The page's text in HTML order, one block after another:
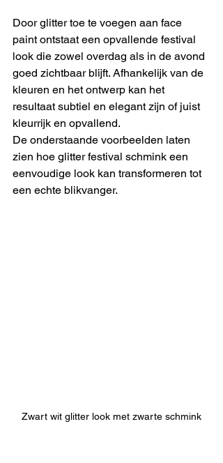
Door glitter toe te voegen aan face
paint ontstaat een opvallende festival
look die zowel overdag als in de avond
goed zichtbaar blijft. Afhankelijk van de
kleuren en het ontwerp kan het
resultaat subtiel en elegant zijn of juist
kleurrijk en opvallend.
De onderstaande voorbeelden laten
zien hoe glitter festival schmink een
eenvoudige look kan transformeren tot
een echte blikvanger.
Zwart wit glitter look met zwarte schmink